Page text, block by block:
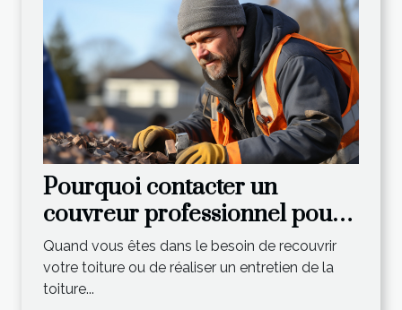
Pourquoi contacter un
couvreur professionnel pour
les différents travaux de
toiture ?
Quand vous êtes dans le besoin de recouvrir
votre toiture ou de réaliser un entretien de la
toiture...